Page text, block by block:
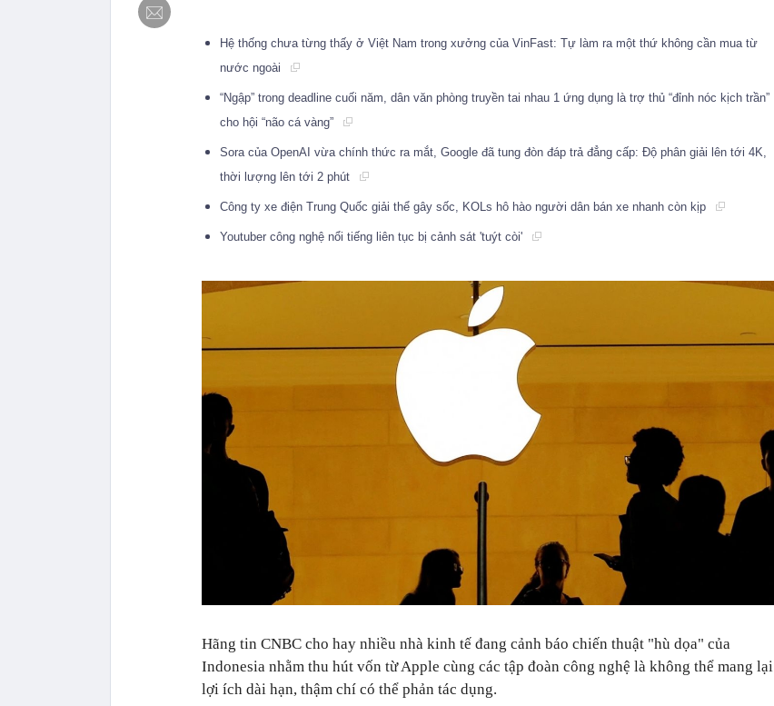
Hệ thống chưa từng thấy ở Việt Nam trong xưởng của VinFast: Tự làm ra một thứ không cần mua từ
nước ngoài
“Ngập” trong deadline cuối năm, dân văn phòng truyền tai nhau 1 ứng dụng là trợ thủ “đỉnh nóc kịch trần”
cho hội “não cá vàng”
Sora của OpenAI vừa chính thức ra mắt, Google đã tung đòn đáp trả đẳng cấp: Độ phân giải lên tới 4K,
thời lượng lên tới 2 phút
Công ty xe điện Trung Quốc giải thể gây sốc, KOLs hô hào người dân bán xe nhanh còn kịp
Youtuber công nghệ nổi tiếng liên tục bị cảnh sát 'tuýt còi'
Hãng tin CNBC cho hay nhiều nhà kinh tế đang cảnh báo chiến thuật "hù dọa" của
Indonesia nhằm thu hút vốn từ Apple cùng các tập đoàn công nghệ là không thể mang lại
lợi ích dài hạn, thậm chí có thể phản tác dụng.